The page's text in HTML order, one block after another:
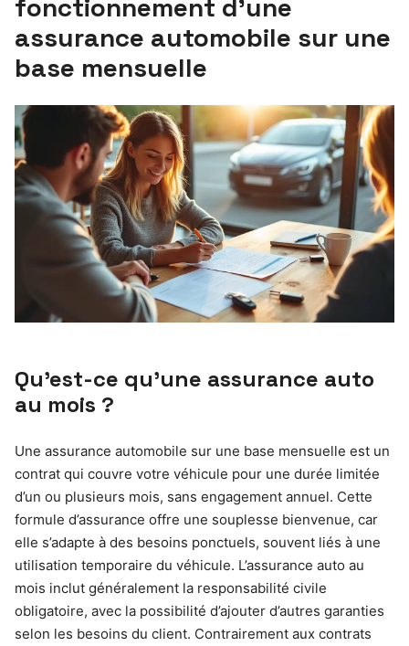
fonctionnement d’une
assurance automobile sur une
base mensuelle
Qu’est-ce qu’une assurance auto
au mois ?
Une assurance automobile sur une base mensuelle est un
contrat qui couvre votre véhicule pour une durée limitée
d’un ou plusieurs mois, sans engagement annuel. Cette
formule d’assurance offre une souplesse bienvenue, car
elle s’adapte à des besoins ponctuels, souvent liés à une
utilisation temporaire du véhicule. L’assurance auto au
mois inclut généralement la responsabilité civile
obligatoire, avec la possibilité d’ajouter d’autres garanties
selon les besoins du client. Contrairement aux contrats